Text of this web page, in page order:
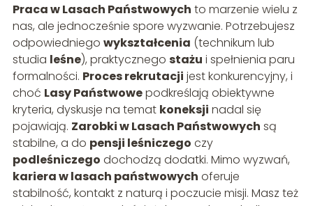
Praca w Lasach Państwowych to marzenie wielu z
nas, ale jednocześnie spore wyzwanie. Potrzebujesz
odpowiedniego wykształcenia (technikum lub
studia leśne), praktycznego stażu i spełnienia paru
formalności. Proces rekrutacji jest konkurencyjny, i
choć Lasy Państwowepodkreślają obiektywne
kryteria, dyskusje na temat koneksji nadal się
pojawiają. Zarobki w Lasach Państwowych są
stabilne, a do pensji leśniczego czy
podleśniczego dochodzą dodatki. Mimo wyzwań,
kariera w lasach państwowych oferuje
stabilność, kontakt z naturą i poczucie misji. Masz też